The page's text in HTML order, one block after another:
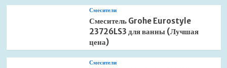
Смесители
Смеситель Grohe Eurostyle
23726LS3 для ванны (Лучшая
цена)
Смесители